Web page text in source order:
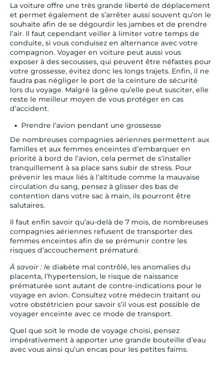
La voiture offre une très grande liberté de déplacement
et permet également de s’arrêter aussi souvent qu’on le
souhaite afin de se dégourdir les jambes et de prendre
l’air. Il faut cependant veiller à limiter votre temps de
conduite, si vous conduisez en alternance avec votre
compagnon. Voyager en voiture peut aussi vous
exposer à des secousses, qui peuvent être néfastes pour
votre grossesse, évitez donc les longs trajets. Enfin, il ne
faudra pas négliger le port de la ceinture de sécurité
lors du voyage. Malgré la gêne qu’elle peut susciter, elle
reste le meilleur moyen de vous protéger en cas
d’accident.
Prendre l’avion pendant une grossesse
De nombreuses compagnies aériennes permettent aux
familles et aux femmes enceintes d’embarquer en
priorité à bord de l’avion, cela permet de s’installer
tranquillement à sa place sans subir de stress. Pour
prévenir les maux liés à l’altitude comme la mauvaise
circulation du sang, pensez à glisser des bas de
contention dans votre sac à main, ils pourront être
salutaires.
Il faut enfin savoir qu’au-delà de 7 mois, de nombreuses
compagnies aériennes refusent de transporter des
femmes enceintes afin de se prémunir contre les
risques d’accouchement prématuré.
À savoir : le diabète mal contrôlé, les anomalies du
placenta, l’hypertension, le risque de naissance
prématurée sont autant de contre-indications pour le
voyage en avion. Consultez votre médecin traitant ou
votre obstétricien pour savoir s’il vous est possible de
voyager enceinte avec ce mode de transport.
Quel que soit le mode de voyage choisi, pensez
impérativement à apporter une grande bouteille d’eau
avec vous ainsi qu’un encas pour les petites faims.